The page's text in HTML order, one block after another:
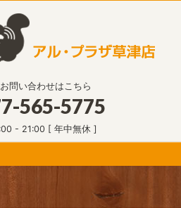
問い合わせはこちら
565-5775
- 21:00 [ 年中無休 ]